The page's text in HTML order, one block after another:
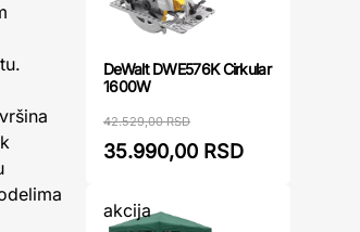
DeWalt DWE576K Cirkular
1600W
42.529,00 RSD
35.990,00 RSD
akcija